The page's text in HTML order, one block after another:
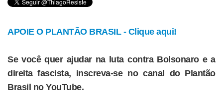
APOIE O PLANTÃO BRASIL - Clique aqui!
Se você quer ajudar na luta contra Bolsonaro e a
direita fascista, inscreva-se no canal do Plantão
Brasil no YouTube.